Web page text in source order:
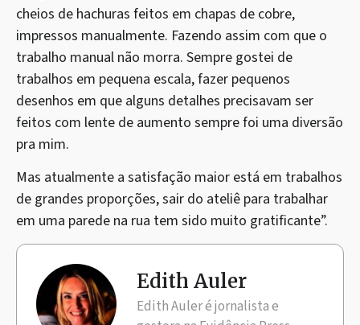
cheios de hachuras feitos em chapas de cobre,
impressos manualmente. Fazendo assim com que o
trabalho manual não morra. Sempre gostei de
trabalhos em pequena escala, fazer pequenos
desenhos em que alguns detalhes precisavam ser
feitos com lente de aumento sempre foi uma diversão
pra mim.
Mas atualmente a satisfação maior está em trabalhos
de grandes proporções, sair do ateliê para trabalhar
em uma parede na rua tem sido muito gratificante”.
Edith Auler
Edith Auler é jornalista e